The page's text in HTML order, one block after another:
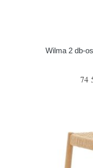
Wilma 2 db-
74